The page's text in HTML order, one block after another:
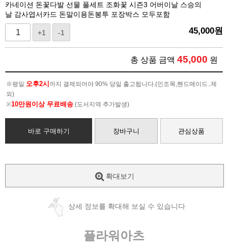
카네이션 돈꽃다발 선물 풀세트 조화꽃 시즌3 어버이날 스승의
날 감사엽서카드 돈말이용돈봉투 포장박스 모두포함
+1 -1 45,000원
총 상품 금액 45,000 원
※평일 오후2시 까지 결제되어야 90% 당일 출고됩니다.(인조목,핸드메이드..제
외)
※10만원이상 무료배송 (도서지역 추가발생)
바로 구매하기 장바구니 관심상품
확대보기
상세 정보를 확대해 보실 수 있습니다
플라워아츠